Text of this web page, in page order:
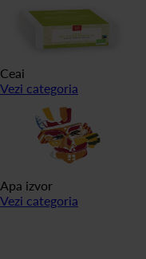
Ceai
Vezi categoria
Apa izvor
Vezi categoria